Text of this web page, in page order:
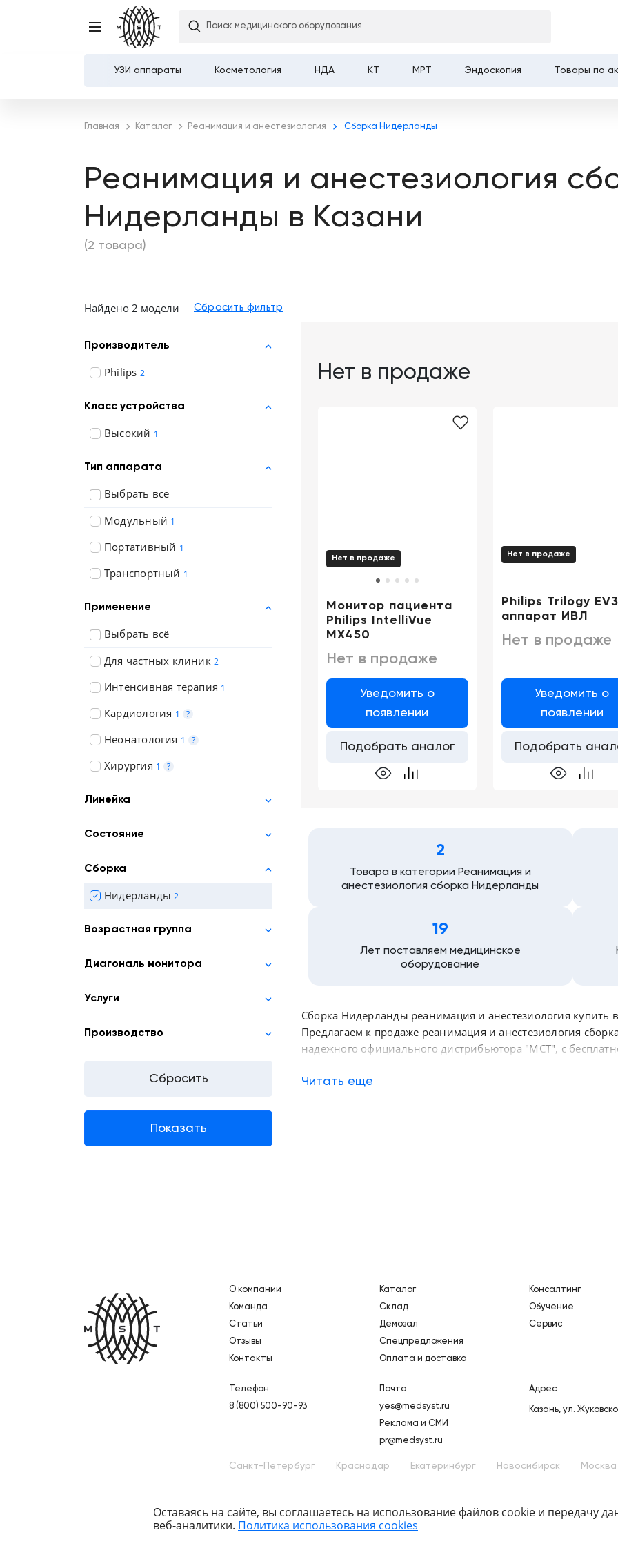
Доставка и оплата
CN AE KG
Поиск медицинского оборудования
УЗИ аппараты Косметология НДА КТ МРТ Эндоскопия Товары по
Главная Каталог Реанимация и анестезиология Сборка Нидерланды
Реанимация и анестезиология
Нидерланды в Казани
(2 товара)
Найдено 2 модели
Производитель
Philips 2
Класс устройства
Высокий 1
Тип аппарата
Выбрать всё
Модульный 1
Портативный 1
Транспортный 1
Применение
Выбрать всё
Для частных клиник 2
Интенсивная терапия 1
Кардиология 1 ?
Неонатология 1 ?
Хирургия 1 ?
Линейка
Состояние
Сборка
Нидерланды 2
Возрастная группа
Диагональ монитора
Услуги
Производство
Нет в продаже
Нет в продаже
Монитор пациента
Philips IntelliVue
MX450
Нет в продаже
Уведомить о
появлении
Подобрать аналог
Нет в продаже
Philips Trilogy
аппарат ИВЛ
Нет в продаже
Уведомить о
появлении
Подобрать
2
Товара в категории Реанимация и
анестезиология сборка Нидерланды
19
Лет поставляем медицинское
оборудование
Сборка Нидерланды реанимация и анестезиология купить
Предлагаем к продаже реанимация и анестезиология
надежного официального дистрибьютора "МСТ", с
Читать еще
О компании
Команда
Статьи
Отзывы
Контакты
Каталог
Склад
Демозал
Спецпредложения
Оплата и доставка
Консалтинг
Обучение
Сервис
Телефон
8 (800) 500-90-93
Почта
yes@medsyst.ru
Реклама и СМИ
pr@medsyst.ru
Адрес
Казань, ул.
Санкт-Петербург Краснодар Екатеринбург Новосибирск Москва
Политика конфиденциальности Карта подборок Каталог товаров
ООО «Медицинские Системы и Технологии» © 2007 - 2026.
Оставаясь на сайте, вы соглашаетесь на использование файлов cookie и передачу
веб-аналитики. Политика использования cookies